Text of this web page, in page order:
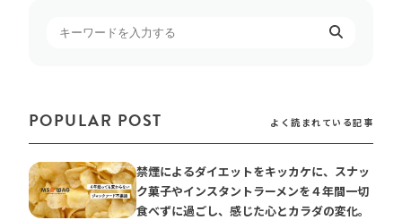
POPULAR POST よく読まれている記事
禁煙によるダイエットをキッカケに、スナッ
ク菓子やインスタントラーメンを４年間一切
食べずに過ごし、感じた心とカラダの変化。